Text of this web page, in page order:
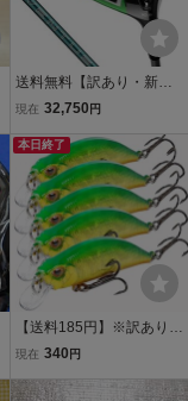
送料無料【訳あり・新
品】キャロウェイ ELYTE
ー 10.5° R VENTUS
GREEN 50 for Callaway
現在 32,750 円
本日終了
【送料185円】※訳あり※
渓流 ルアー 5個セット |
グ 5cm 4.8g | 渓流 本流用
現在 340 円